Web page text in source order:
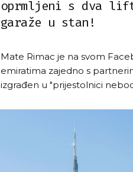
oprmljeni s dva
garaže u stan!
Mate Rimac je na svom
emiratima zajedno s
izgrađen u "prijestolnici